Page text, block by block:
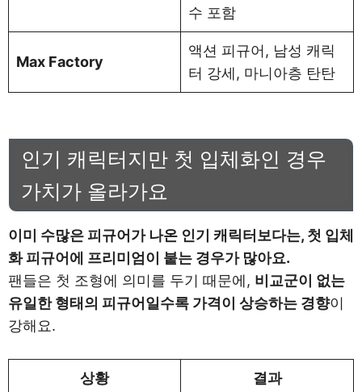
수 포함
Max Factory
액션 피규어, 남성 캐릭
터 강세, 마니아층 탄탄
인기 캐릭터지만 첫 입체화인 경우
가치가 올라가요
이미 수많은 피규어가 나온 인기 캐릭터보다는, 첫 입체
화 피규어에 프리미엄이 붙는 경우가 많아요.
팬들은 첫 조형에 의미를 두기 때문에, 비교군이 없는
유일한 형태의 피규어일수록 가격이 상승하는 경향이
강해요.
상황 결과